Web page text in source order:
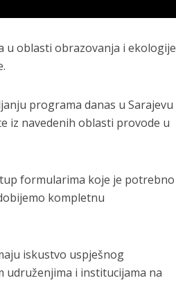
u oblasti obrazovanja i ekologije
programa danas u Sarajevu
iz navedenih oblasti provode u
formularima koje je potrebno
kompletnu
iskustvo uspješnog
i institucijama na